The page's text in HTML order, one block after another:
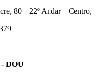
80 – 22º Andar – Centro,
DOU